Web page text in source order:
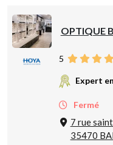
OPTIQUE
5
Expert
Fermé
7 rue
35470